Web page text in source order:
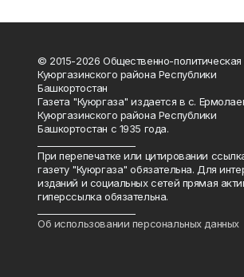
© 2015-2026 Общественно-политическая
Куюргазинского района Республики
Башкортостан
Газета "Куюргаза" издается в с.
Куюргазинского района Республики
Башкортостан с 1935 года.
При перепечатке или цитировании
газету "Куюргаза" обязательна. Для
изданий и социальных сетей прямая
гиперссылка обязательна.
Об использовании персональных данных